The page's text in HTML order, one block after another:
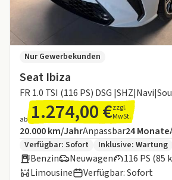
Seat Ibiza
Nur Gewerbekunden
ab 1.274,00 €zzgl.
MwSt.
Angebotsdetails:
Inklusive Laufleistung
20.000 km/JahrAnpassbarLaufzeit
24Monate
Zusätzliche Fahrzeuginformationen:
Verfügbar: Sofort Inklusive: Wartung
Benzin Neuwagen 116 PS (85
Limousine
Verfügbar: Sofort